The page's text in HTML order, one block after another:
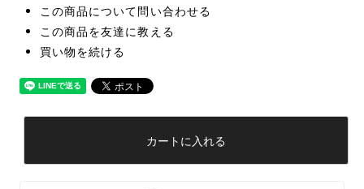
この商品について問い合わせる
この商品を友達に教える
買い物を続ける
カートに入れる